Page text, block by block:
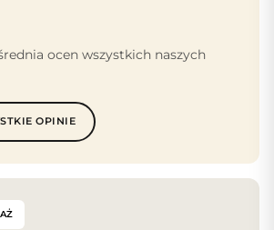
ocen wszystkich naszych
OPINIE